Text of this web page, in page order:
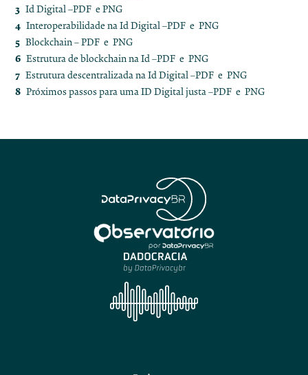
Id Digital –PDFe PNG
Interoperabilidade na Id Digital –PDFe PNG
Blockchain –PDFe PNG
Estrutura de blockchain na Id –PDFe PNG
Estrutura descentralizada na Id Digital –PDFe PNG
Próximos passos para uma ID Digital justa –PDFe PNG